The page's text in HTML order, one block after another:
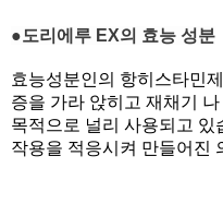
●도리에루 EX의 효능 성분
효능성분인의 항히스타민
증을 가라 앉히고 재채기
목적으로 널리 사용되고
작용을 적응시켜 만들어진